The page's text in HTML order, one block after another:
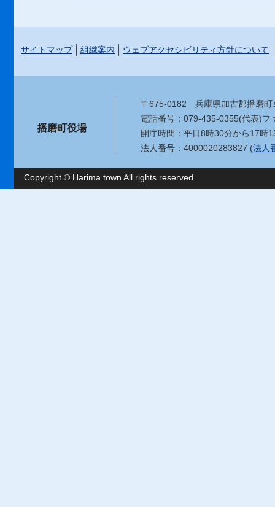
サイトマップ 組織案内 ウェブアクセシビリティ方針について
播磨町役場
〒675-0182 兵庫県加古郡播磨
電話番号：079-435-0355(代表)フ
開庁時間：平日8時30分から17時
法人番号：4000020283827 (法人
Copyright © Harima town All rights reserved